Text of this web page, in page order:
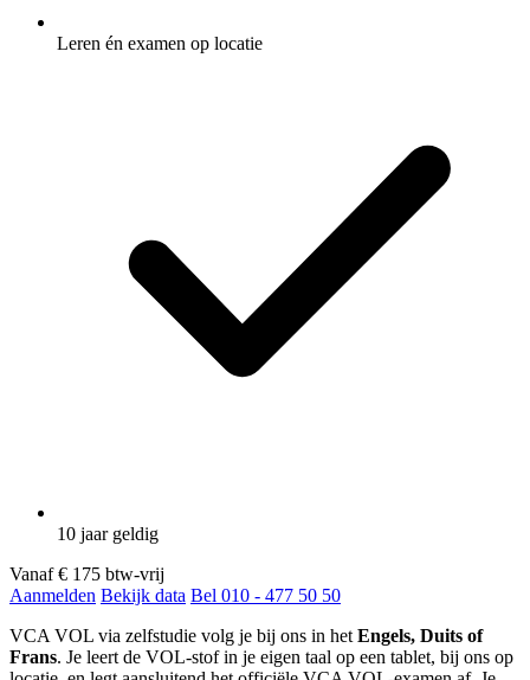
Leren én examen op locatie
10 jaar geldig
Vanaf € 175 btw-vrij
Aanmelden Bekijk data Bel 010 - 477 50 50
VCA VOL via zelfstudie volg je bij ons in het Engels, Duits of
Frans. Je leert de VOL-stof in je eigen taal op een tablet, bij ons op